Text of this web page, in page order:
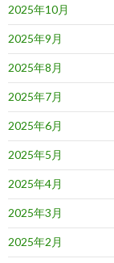
2025年10月
2025年9月
2025年8月
2025年7月
2025年6月
2025年5月
2025年4月
2025年3月
2025年2月